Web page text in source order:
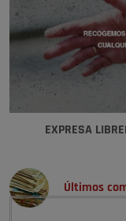
EXPRESA
Últimos